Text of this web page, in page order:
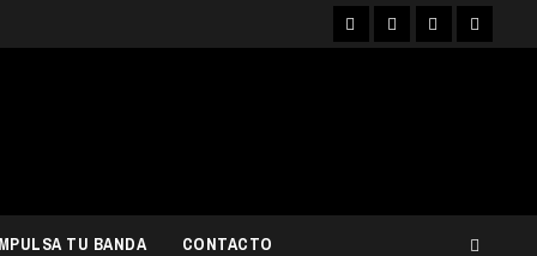
FacebookInstagram
YouTubeTwitter
TU BANDA CONTACTO